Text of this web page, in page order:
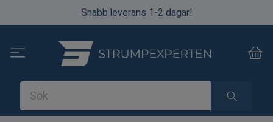
Snabb leverans 1-2 dagar!